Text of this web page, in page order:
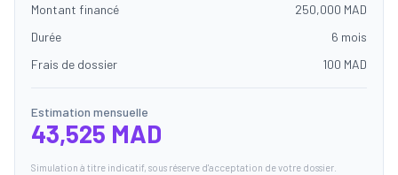
Montant financé
250,000 MAD
Durée
6 mois
Frais de dossier
100 MAD
Estimation mensuelle
43,525 MAD
Simulation à titre indicatif, sous réserve d'acceptation de votre dossier.